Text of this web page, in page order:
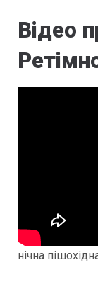
Відео
нічна